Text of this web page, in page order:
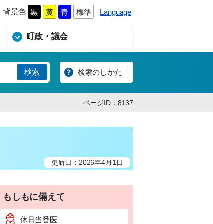
背景色 黒 黄 青 標準 Language
町政・議会
検索のしかた
ページID：8137
更新日：2026年4月1日
もしもに備えて
休日当番医